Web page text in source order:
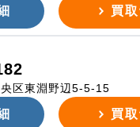
買
区東淵野辺5-5-15
買